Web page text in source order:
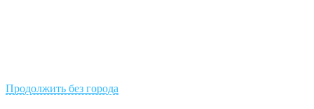
Продолжить без города